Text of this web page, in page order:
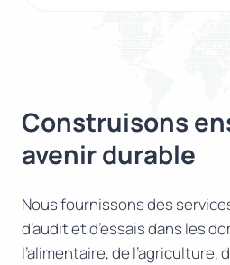
Construisons
avenir durable
Nous fournissons des
d’audit et d’essais dans les
l’alimentaire, de l’agriculture,